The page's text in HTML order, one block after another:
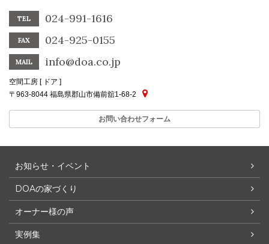
TEL 024-991-1616
FAX 024-925-0155
MAIL info@doa.co.jp
空間工房 [ ドア ]
〒963-8044 福島県郡山市備前舘1-68-2
お問い合わせフォーム
お知らせ・イベント
DOAの家づくり
オーナー様の声
実例集